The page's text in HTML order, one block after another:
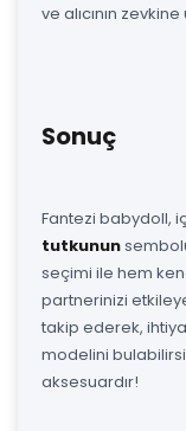
ve alıcının
Sonuç
Fantezi babydoll,
tutkunun
seçimi ile hem
partnerinizi
takip ederek,
modelini
aksesuardır!